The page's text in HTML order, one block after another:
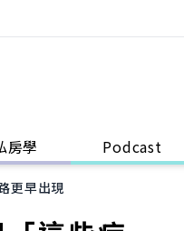
房學 Podcast
更早出現